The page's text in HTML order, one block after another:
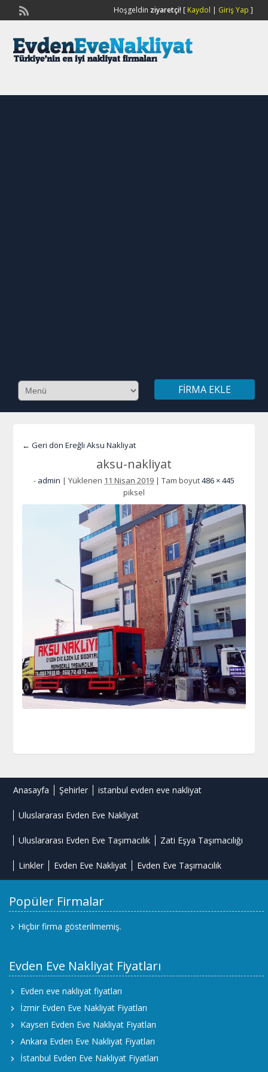
Hoşgeldin ziyaretçi![ Kaydol | Giriş Yap ]
FIRMA EKLE
← Geri dön Ereğli Aksu Nakliyat
aksu-nakliyat
- admin | Yüklenen 11 Nisan 2019 | Tam boyut486 × 445
piksel
Anasayfa Şehirler istanbul evden eve nakliyat
Uluslararası Evden Eve Nakliyat
Uluslararası Evden Eve Taşımacılık Zati Eşya Taşımacılığı
Linkler Evden Eve Nakliyat Evden Eve Taşımacılık
Popüler Firmalar
Hiçbir firma gösterilmemiş.
Evden Eve Nakliyat Fiyatları
Evden eve nakliyat fiyatları
İzmir Evden Eve Nakliyat Fiyatları
Kayseri Evden Eve Nakliyat Fiyatları
Ankara Evden Eve Nakliyat Fiyatları
İstanbul Evden Eve Nakliyat Fiyatları